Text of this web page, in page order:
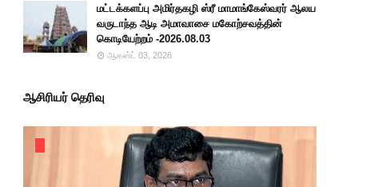
மட்டக்களப்பு அமிர்தகழி ஸ்ரீ மாமாங்கேஸ்வரர் ஆலய
வருடாந்த ஆடி அமாவாசை மகோற்சவத்தின்
கொடியேற்றம் -2026.08.03
ஆகஸ்ட் 03, 2026
ஆசிரியர் தெரிவு